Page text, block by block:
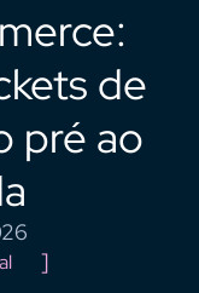
de
pré ao